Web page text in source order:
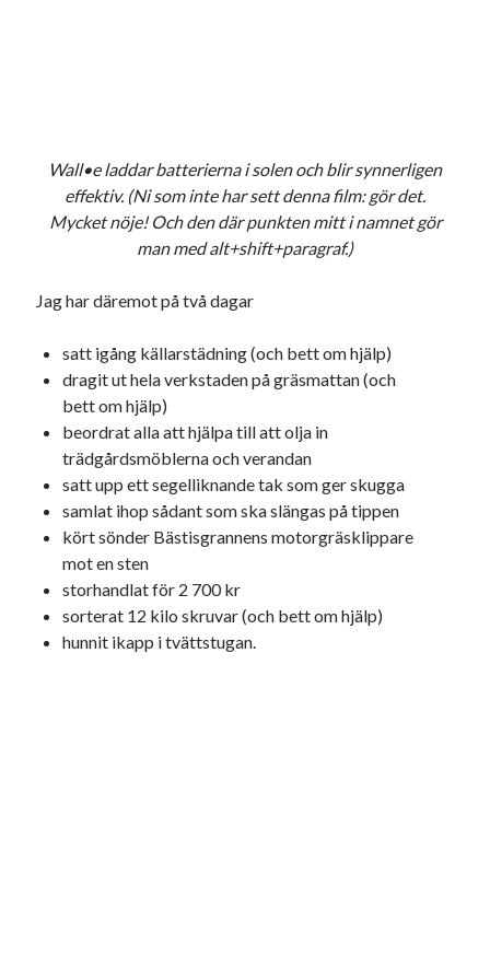
Meta
Logga in
Flöde för inlägg
Flöde för kommentarer
Pejpalla!
Swish: 070-8885542
Wall•e laddar batterierna i solen och blir synnerligen
effektiv. (Ni som inte har sett denna film: gör det.
Mycket nöje! Och den där punkten mitt i namnet gör
man med alt+shift+paragraf.)
Jag har däremot på två dagar
satt igång källarstädning (och bett om hjälp)
dragit ut hela verkstaden på gräsmattan (och
bett om hjälp)
beordrat alla att hjälpa till att olja in
trädgårdsmöblerna och verandan
satt upp ett segelliknande tak som ger skugga
samlat ihop sådant som ska slängas på tippen
kört sönder Bästisgrannens motorgräsklippare
mot en sten
storhandlat för 2 700 kr
sorterat 12 kilo skruvar (och bett om hjälp)
hunnit ikapp i tvättstugan.